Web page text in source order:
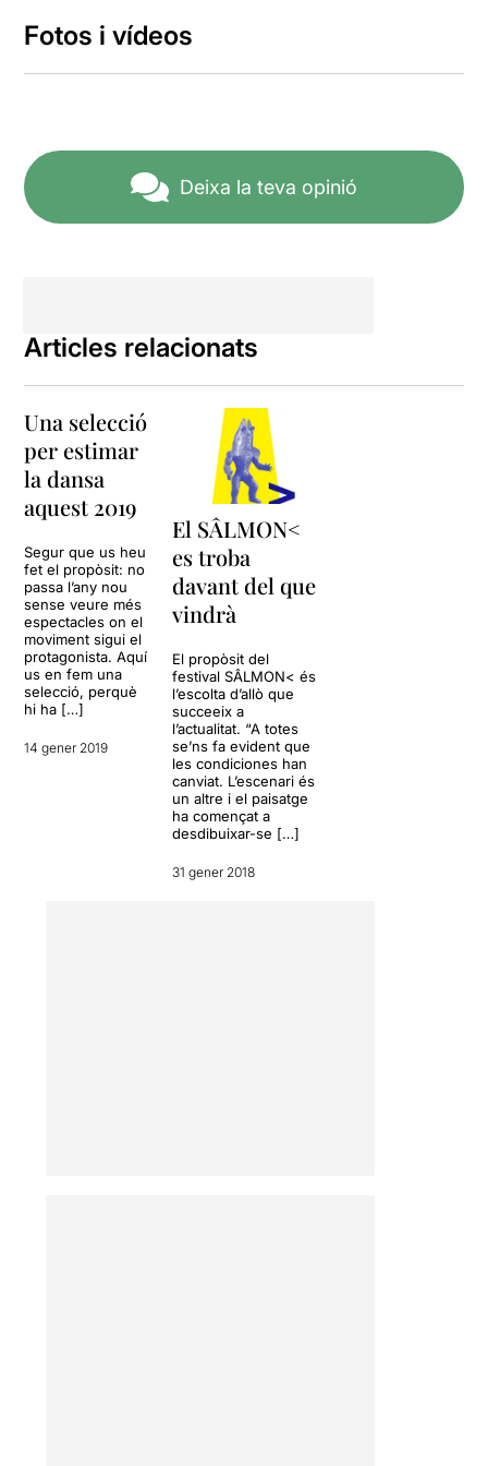
Fotos i vídeos
Deixa la teva opinió
Articles relacionats
Una selecció
per estimar
la dansa
aquest 2019
Segur que us heu
fet el propòsit: no
passa l’any nou
sense veure més
espectacles on el
moviment sigui el
protagonista. Aquí
us en fem una
selecció, perquè
hi ha […]
14 gener 2019
El SÂLMON<
es troba
davant del que
vindrà
El propòsit del
festival SÂLMON< és
l’escolta d’allò que
succeeix a
l’actualitat. “A totes
se’ns fa evident que
les condiciones han
canviat. L’escenari és
un altre i el paisatge
ha començat a
desdibuixar-se […]
31 gener 2018